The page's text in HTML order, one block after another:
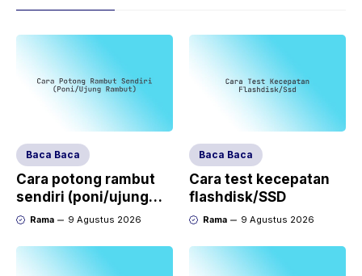
Baca Baca
Cara potong rambut
sendiri (poni/ujung
rambut)
Rama 9 Agustus 2026
Baca Baca
Cara test kecepatan
flashdisk/SSD
Rama 9 Agustus 2026